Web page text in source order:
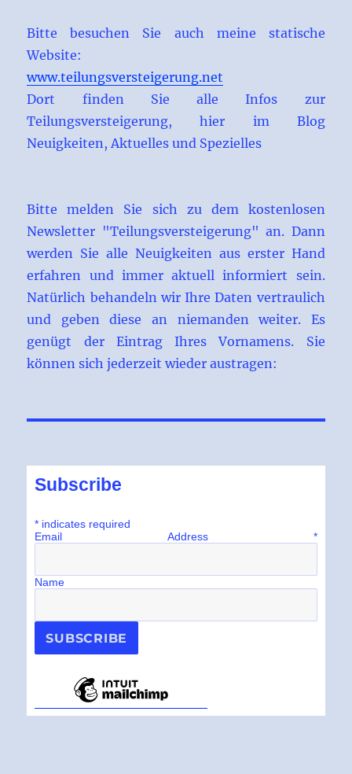
Bitte besuchen Sie auch meine statische
Website:
www.teilungsversteigerung.net
Dort finden Sie alle Infos zur
Teilungsversteigerung, hier im Blog
Neuigkeiten, Aktuelles und Spezielles
Bitte melden Sie sich zu dem kostenlosen
Newsletter "Teilungsversteigerung" an. Dann
werden Sie alle Neuigkeiten aus erster Hand
erfahren und immer aktuell informiert sein.
Natürlich behandeln wir Ihre Daten vertraulich
und geben diese an niemanden weiter. Es
genügt der Eintrag Ihres Vornamens. Sie
können sich jederzeit wieder austragen:
Subscribe
* indicates required
Email Address *
Name